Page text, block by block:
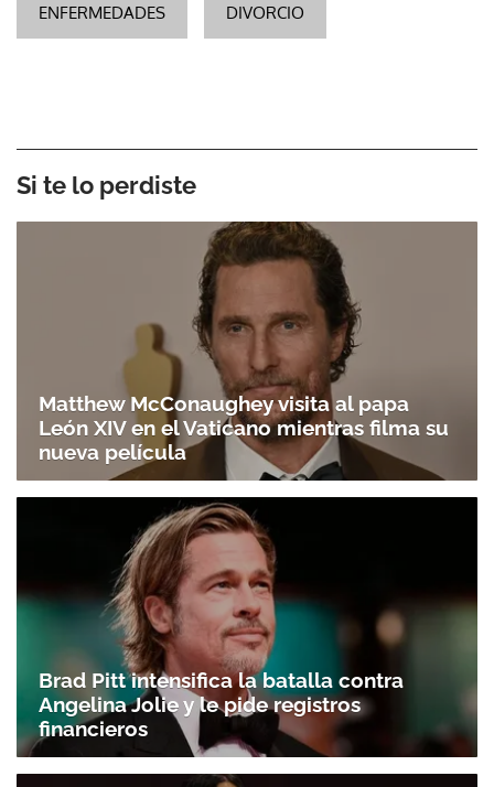
ENFERMEDADES DIVORCIO
Si te lo perdiste
Matthew McConaughey visita al papa
León XIV en el Vaticano mientras filma su
nueva película
Brad Pitt intensifica la batalla contra
Angelina Jolie y le pide registros
financieros